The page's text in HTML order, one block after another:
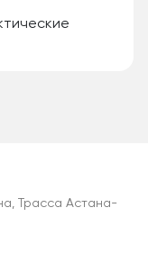
Трасса Астана-